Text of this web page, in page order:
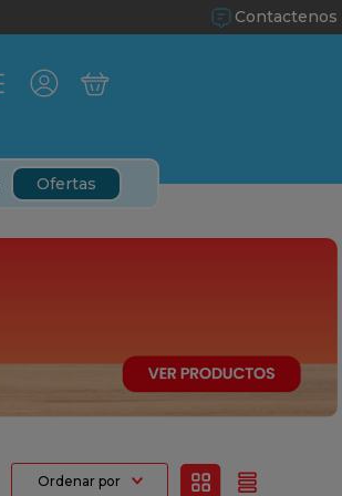
Contactenos
Ofertas
Ordenar por